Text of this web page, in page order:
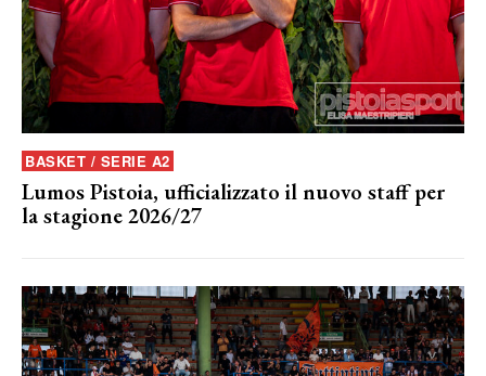
BASKET / SERIE A2
Lumos Pistoia, ufficializzato il nuovo staff per
la stagione 2026/27